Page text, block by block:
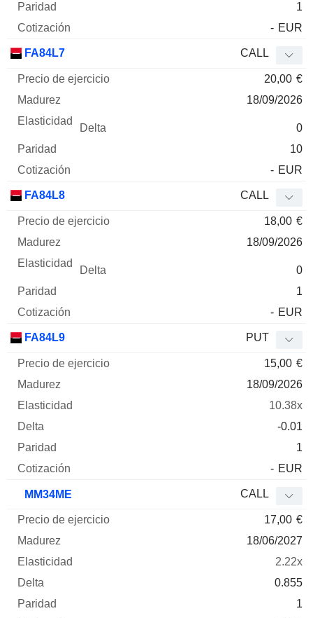
1
- EUR
FA84L7 CALL
20,00 €
18/09/2026
0
10
- EUR
FA84L8 CALL
18,00 €
18/09/2026
0
1
- EUR
FA84L9 PUT
15,00 €
18/09/2026
10.38x
-0.01
1
- EUR
MM34ME CALL
17,00 €
18/06/2027
2.22x
0.855
1